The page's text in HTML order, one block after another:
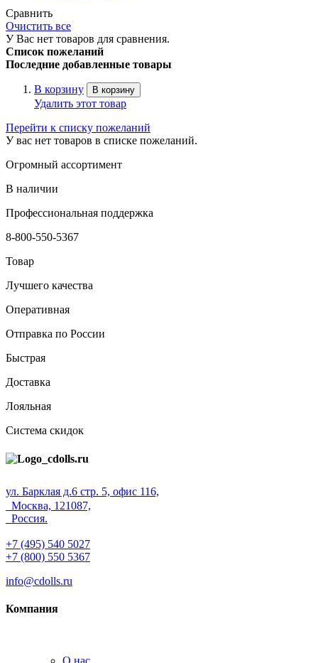
Сравнить
Очистить все
У Вас нет товаров для сравнения.
Список пожеланий
Последние добавленные товары
В корзину В корзину
Удалить этот товар
Перейти к списку пожеланий
У вас нет товаров в списке пожеланий.
Огромный ассортимент
В наличии
Профессиональная поддержка
8-800-550-5367
Товар
Лучшего качества
Оперативная
Отправка по России
Быстрая
Доставка
Лояльная
Система скидок
ул. Барклая д.6 стр. 5, офис 116,
Москва, 121087,
Россия.
+7 (495) 540 5027
+7 (800) 550 5367
info@cdolls.ru
Компания